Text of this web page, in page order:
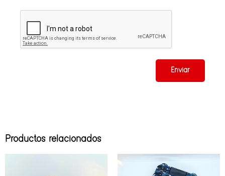
Productos relacionados